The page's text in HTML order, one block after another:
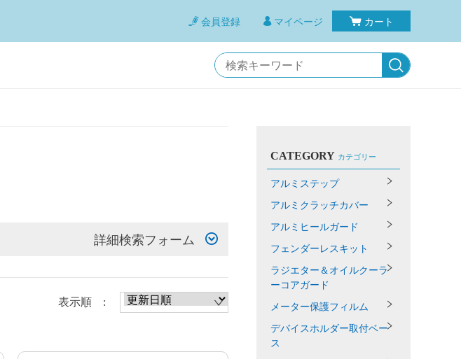
会員登録 マイページ カート
詳細検索フォーム
表示順 :
CATEGORY カテゴリー
アルミステップ
アルミクラッチカバー
アルミヒールガード
フェンダーレスキット
ラジエター＆オイルクーラ
ーコアガード
メーター保護フィルム
デバイスホルダー取付ベー
ス